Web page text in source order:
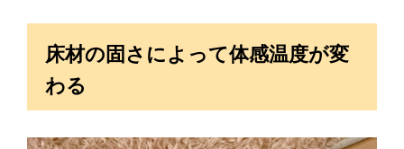
床材の固さによって体感温度が変
わる